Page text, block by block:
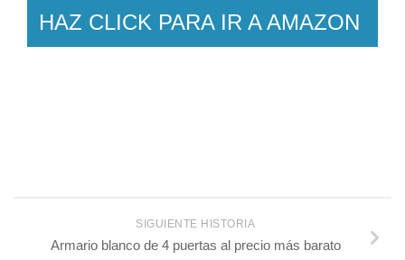
HAZ CLICK PARA IR A AMAZON
SIGUIENTE HISTORIA
Armario blanco de 4 puertas al precio más barato